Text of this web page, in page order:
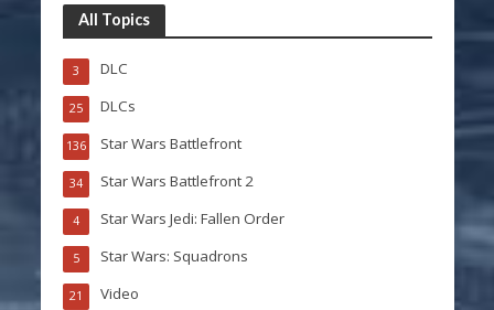
All Topics
DLC
3
DLCs
25
Star Wars Battlefront
136
Star Wars Battlefront 2
34
Star Wars Jedi: Fallen Order
4
Star Wars: Squadrons
5
Video
21